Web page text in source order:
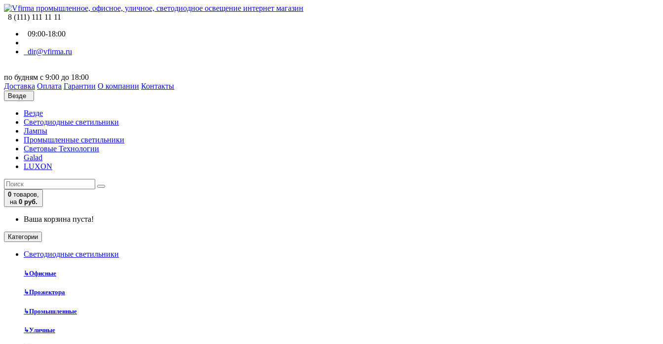
8 (111) 111 11 11
09:00-18:00
dir@vfirma.ru
по будням с 9:00 до 18:00
Доставка Оплата Гарантии О компании Контакты
Везде
Везде
Cветодиодные светильники
Лампы
Промышленные светильники
Световые Технологии
Galad
LUXON
0 товаров,
на 0 руб.
Ваша корзина пуста!
Категории
Cветодиодные светильники
↳Офисные
↳Прожектора
↳Промышленные
↳Уличные